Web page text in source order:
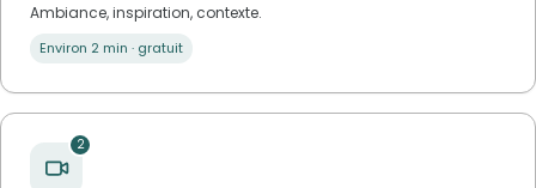
Ambiance, inspiration, contexte.
Environ 2 min · gratuit
2